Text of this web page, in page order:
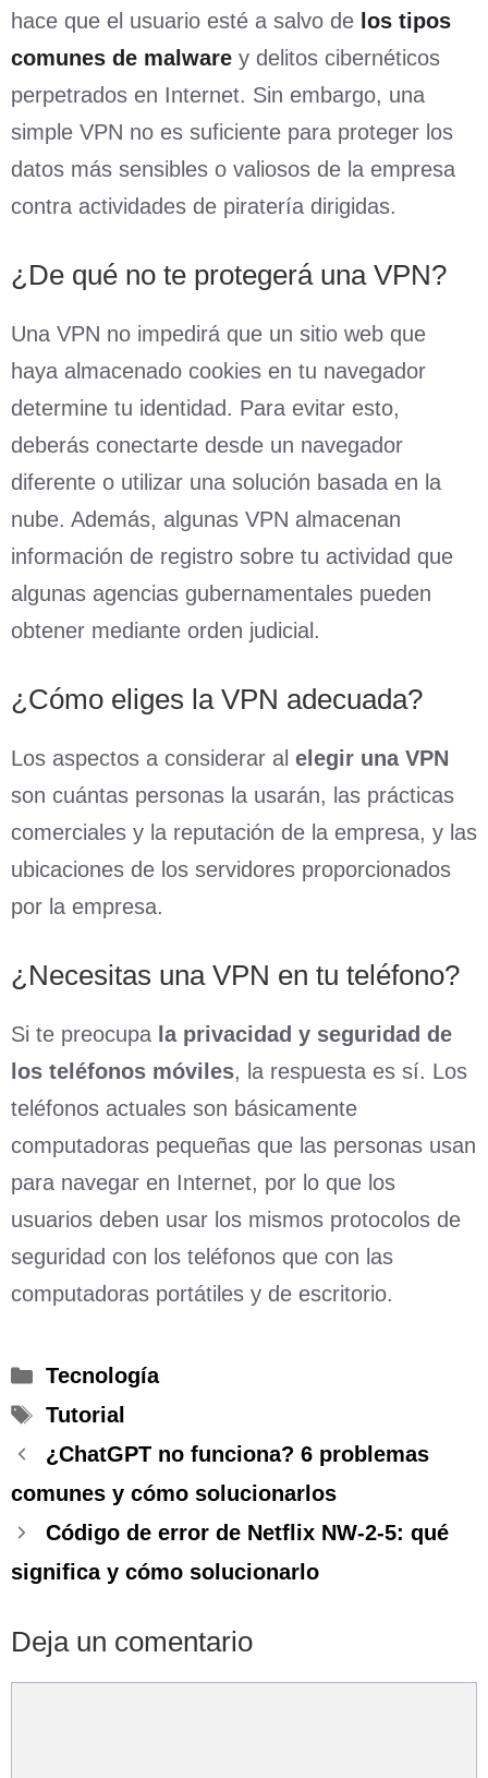
hace que el usuario esté a salvo de los tipos
comunes de malware y delitos cibernéticos
perpetrados en Internet. Sin embargo, una
simple VPN no es suficiente para proteger los
datos más sensibles o valiosos de la empresa
contra actividades de piratería dirigidas.
¿De qué no te protegerá una VPN?
Una VPN no impedirá que un sitio web que
haya almacenado cookies en tu navegador
determine tu identidad. Para evitar esto,
deberás conectarte desde un navegador
diferente o utilizar una solución basada en la
nube. Además, algunas VPN almacenan
información de registro sobre tu actividad que
algunas agencias gubernamentales pueden
obtener mediante orden judicial.
¿Cómo eliges la VPN adecuada?
Los aspectos a considerar al elegir una VPN
son cuántas personas la usarán, las prácticas
comerciales y la reputación de la empresa, y las
ubicaciones de los servidores proporcionados
por la empresa.
¿Necesitas una VPN en tu teléfono?
Si te preocupa la privacidad y seguridad de
los teléfonos móviles, la respuesta es sí. Los
teléfonos actuales son básicamente
computadoras pequeñas que las personas usan
para navegar en Internet, por lo que los
usuarios deben usar los mismos protocolos de
seguridad con los teléfonos que con las
computadoras portátiles y de escritorio.
Categorías
Tecnología
Etiquetas
Tutorial
¿ChatGPT no funciona? 6 problemas
comunes y cómo solucionarlos
Código de error de Netflix NW-2-5: qué
significa y cómo solucionarlo
Deja un comentario